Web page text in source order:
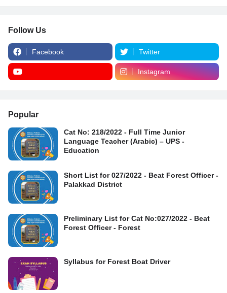
Follow Us
Facebook Twitter
Instagram
Popular
Cat No: 218/2022 - Full Time Junior
Language Teacher (Arabic) – UPS -
Education
Short List for 027/2022 - Beat Forest Officer -
Palakkad District
Preliminary List for Cat No:027/2022 - Beat
Forest Officer - Forest
Syllabus for Forest Boat Driver